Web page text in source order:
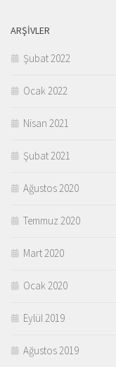
ARŞIVLER
Şubat 2022
Ocak 2022
Nisan 2021
Şubat 2021
Ağustos 2020
Temmuz 2020
Mart 2020
Ocak 2020
Eylül 2019
Ağustos 2019